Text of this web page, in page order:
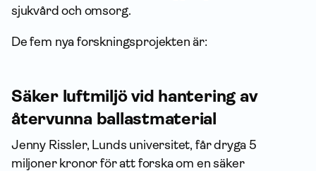
sjukvård och omsorg.
De fem nya forskningsprojekten är:
Säker luftmiljö vid hantering av
återvunna ballastmaterial
Jenny Rissler, Lunds universitet, får dryga 5
miljoner kronor för att forska om en säker